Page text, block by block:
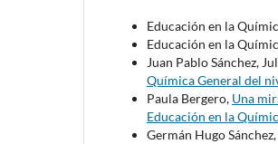
Educación en la
Educación en la
Juan Pablo Sánchez,
Química General del
Paula Bergero, Una
Educación en la
Germán Hugo